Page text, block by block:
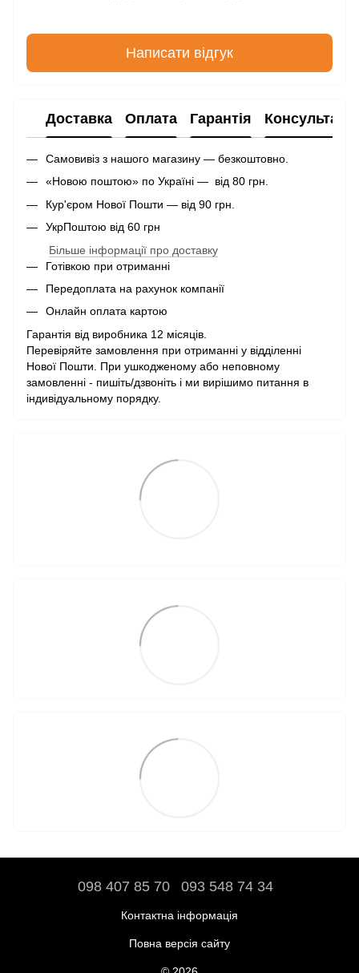
Написати відгук
Доставка Оплата Гарантія Консультація
Самовивіз з нашого магазину — безкоштовно.
«Новою поштою» по Україні — від 80 грн.
Кур'єром Нової Пошти — від 90 грн.
УкрПоштою від 60 грн
Більше інформації про доставку
Готівкою при отриманні
Передоплата на рахунок компанії
Онлайн оплата картою
Гарантія від виробника 12 місяців.
Перевіряйте замовлення при отриманні у відділенні
Нової Пошти. При ушкодженому або неповному
замовленні - пишіть/дзвоніть і ми вирішимо питання в
індивідуальному порядку.
098 407 85 70 093 548 74 34
Контактна інформація
Повна версія сайту